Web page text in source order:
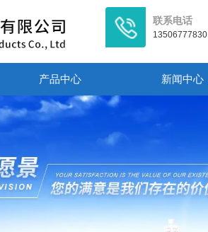
联系电话
13506777830
产品中心 新闻中心